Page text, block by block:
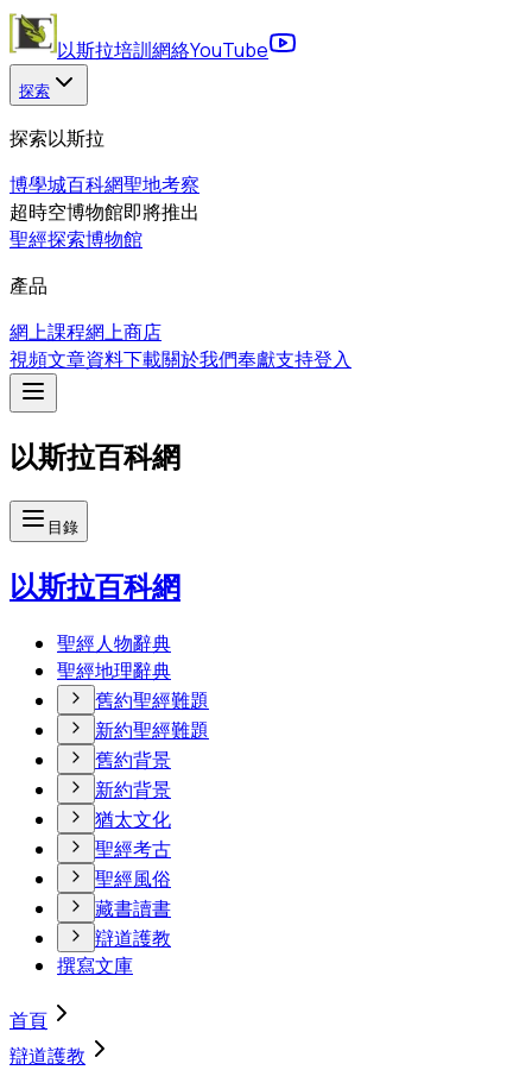
以斯拉培訓網絡YouTube
探索
探索以斯拉
博學城百科網聖地考察
超時空博物館即將推出
聖經探索博物館
產品
網上課程網上商店
視頻文章資料下載關於我們奉獻支持登入
以斯拉百科網
目錄
以斯拉百科網
聖經人物辭典
聖經地理辭典
舊約聖經難題
新約聖經難題
舊約背景
新約背景
猶太文化
聖經考古
聖經風俗
藏書讀書
辯道護教
撰寫文庫
首頁
辯道護教